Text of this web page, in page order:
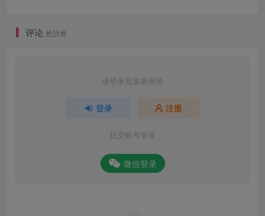
评论 抢沙发
请登录后发表评论
登录 注册
社交账号登录
微信登录